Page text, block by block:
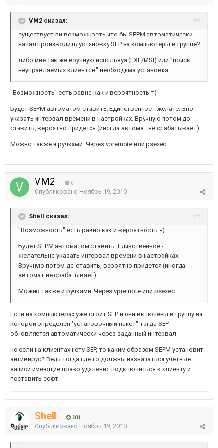
VM2 сказал:
существует ли возможность что бы SEPM автоматически
начал производить установку SEP на компьютеры в группе?
либо мне так же вручную используя (EXE/MSI) или "поиск
неуправляемых клиентов" необходима установка.
"Возможность" есть равно как и вероятность =)
Будет SEPM автоматом ставить. Единственное - желательно
указать интервал времени в настройках. Вручную потом до-
ставить, вероятно придется (иногда автомат не срабатывает).
Можно также и ручками. Через vpremote или psexec.
VM2 0
Опубликовано Ноябрь 19, 2010
Shell сказал:
"Возможность" есть равно как и вероятность =)
Будет SEPM автоматом ставить. Единственное -
желательно указать интервал времени в настройках.
Вручную потом до-ставить, вероятно придется (иногда
автомат не срабатывает).
Можно также и ручками. Через vpremote или psexec.
Если на компьютерах уже стоит SEP и они включены в группу на
которой определен "установочный пакет" тогда SEP
обновляется автоматически через заданный интервал
но если на клиентах нету SEP, то каким образом SEPM установит
антивирус? Ведь тогда где то должны назначаться учетные
записи имеющие право удаленно подключиться к клиенту и
поставить софт.
Shell 301
Опубликовано Ноябрь 19, 2010